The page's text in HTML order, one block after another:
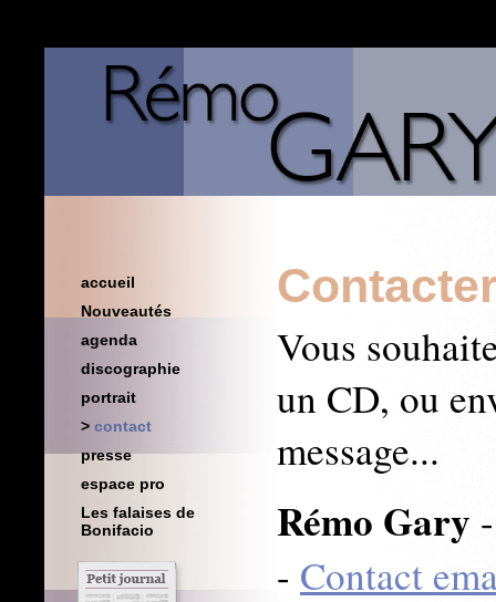
accueil
Nouveautés
agenda
discographie
portrait
contact
presse
espace pro
Les falaises de
Bonifacio
Vous
un CD, ou
message...
Rémo Gary
- Contact